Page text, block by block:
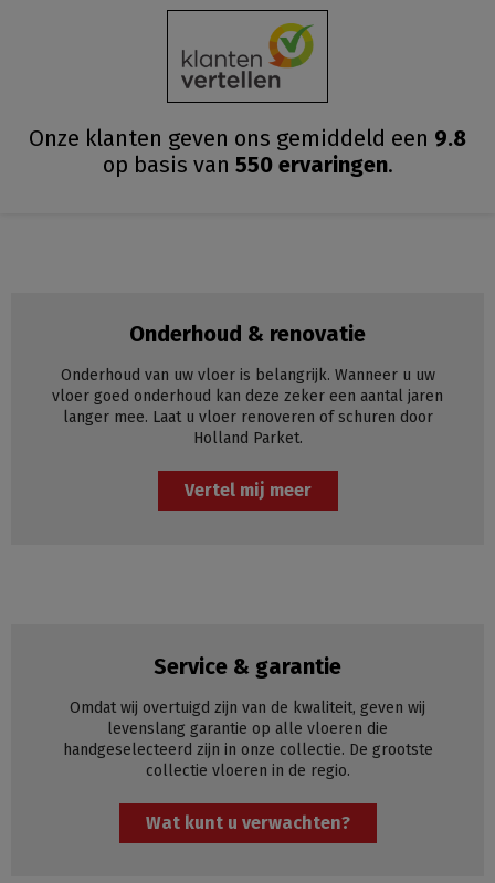
Onze klanten geven ons gemiddeld een 9.8
op basis van 550ervaringen.
Onderhoud & renovatie
Onderhoud van uw vloer is belangrijk. Wanneer u uw
vloer goed onderhoud kan deze zeker een aantal jaren
langer mee. Laat u vloer renoveren of schuren door
Holland Parket.
Vertel mij meer
Service & garantie
Omdat wij overtuigd zijn van de kwaliteit, geven wij
levenslang garantie op alle vloeren die
handgeselecteerd zijn in onze collectie. De grootste
collectie vloeren in de regio.
Wat kunt u verwachten?